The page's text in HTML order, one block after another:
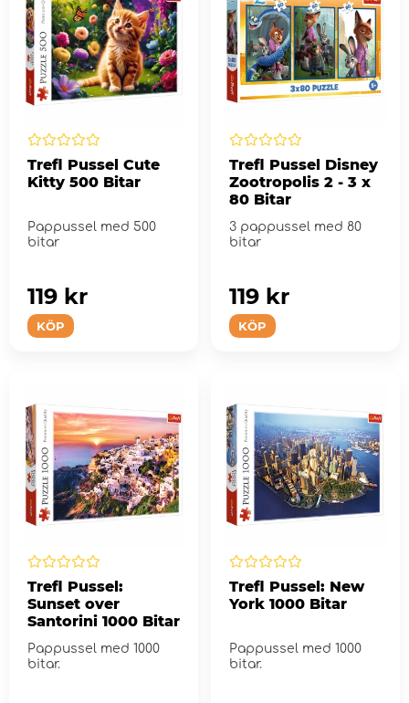
Trefl Pussel Cute
Kitty 500 Bitar
Pappussel med 500
bitar
KÖP
119 kr
Trefl Pussel Disney
Zootropolis 2 - 3 x
80 Bitar
3 pappussel med 80
bitar
KÖP
119 kr
Trefl Pussel:
Sunset over
Santorini 1000 Bitar
Pappussel med 1000
bitar.
Trefl Pussel: New
York 1000 Bitar
Pappussel med 1000
bitar.